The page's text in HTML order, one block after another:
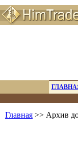
Главная >> Архив